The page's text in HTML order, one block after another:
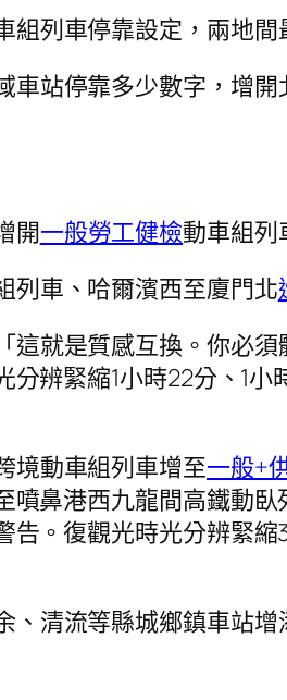
組列車停靠設定，兩地間
車站停靠多少數字，增
開一般勞工健檢動車組列
列車、哈爾濱西至廈門北
這就是質感互換。你必
辨緊縮1小時22分、1
境動車組列車增至一般+
噴鼻港西九龍間高鐵動
告。復觀光時光分辨緊
、清流等縣城鄉鎮車站